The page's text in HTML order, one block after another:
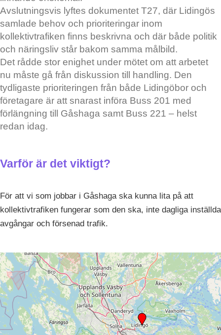
Avslutningsvis lyftes dokumentet T27, där Lidingös
samlade behov och prioriteringar inom
kollektivtrafiken finns beskrivna och där både politik
och näringsliv står bakom samma målbild.
Det rådde stor enighet under mötet om att arbetet
nu måste gå från diskussion till handling. Den
tydligaste prioriteringen från både Lidingöbor och
företagare är att snarast införa Buss 201 med
förlängning till Gåshaga samt Buss 221 – helst
redan idag.
Varför är det viktigt?
För att vi som jobbar i Gåshaga ska kunna lita på att
kollektivtrafiken fungerar som den ska, inte dagliga inställda
avgångar och försenad trafik.